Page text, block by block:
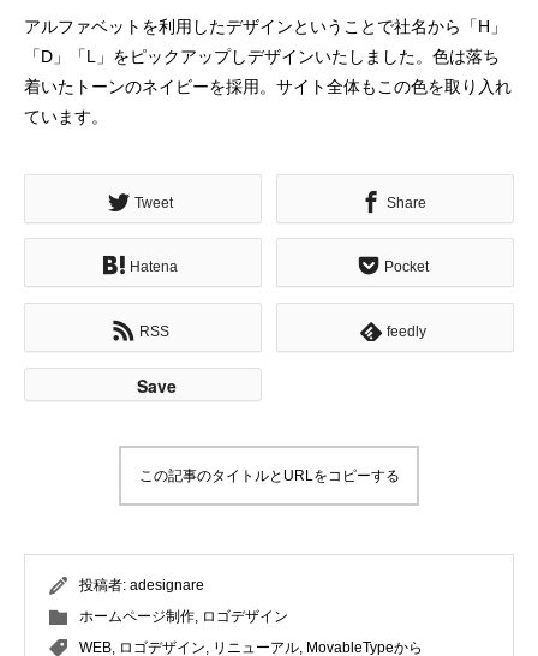
アルファベットを利用したデザインということで社名から「H」
「D」「L」をピックアップしデザインいたしました。色は落ち
着いたトーンのネイビーを採用。サイト全体もこの色を取り入れ
ています。
Tweet Share
Hatena Pocket
RSS feedly
Save
この記事のタイトルとURLをコピーする
投稿者: adesignare
ホームページ制作, ロゴデザイン
WEB, ロゴデザイン, リニューアル, MovableTypeから